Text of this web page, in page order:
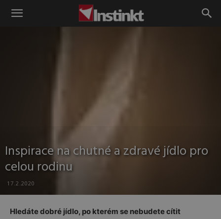
Instinkt
Inspirace na chutné a zdravé jídlo pro
celou rodinu
17.2.2020
Hledáte dobré jídlo, po kterém se nebudete cítit